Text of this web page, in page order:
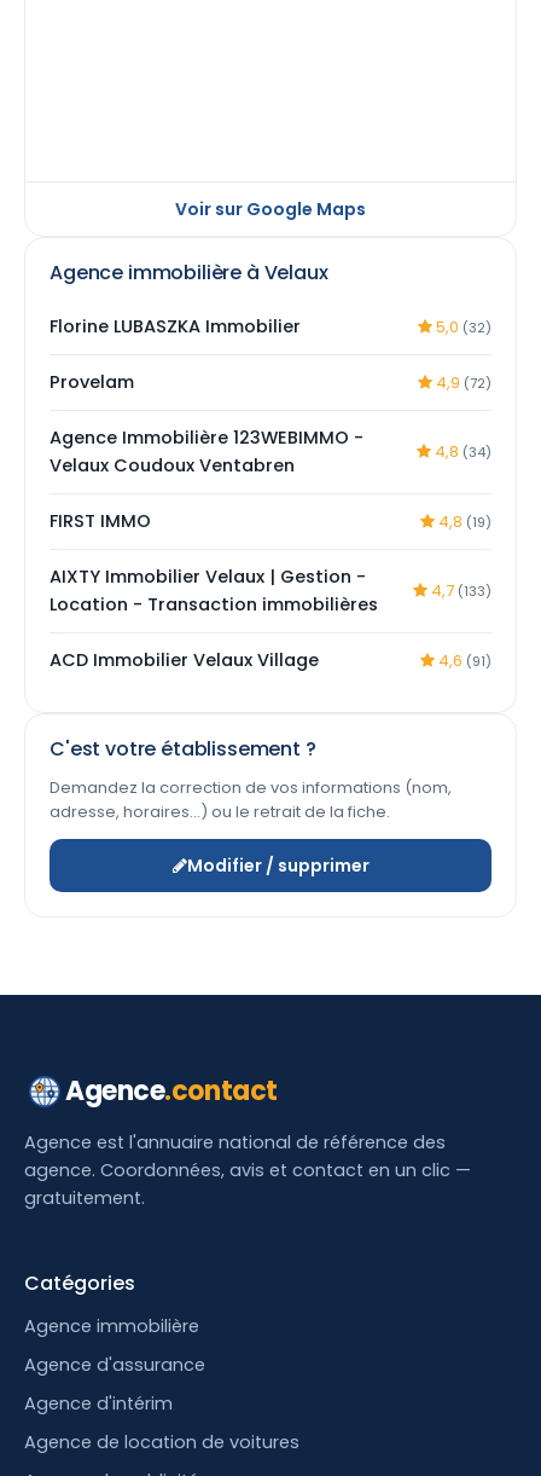
Voir sur Google Maps
Agence immobilière à Velaux
Florine LUBASZKA Immobilier 5,0 (32)
Provelam 4,9 (72)
Agence Immobilière 123WEBIMMO -
Velaux Coudoux Ventabren
4,8 (34)
FIRST IMMO 4,8 (19)
AIXTY Immobilier Velaux | Gestion -
Location - Transaction immobilières
4,7 (133)
ACD Immobilier Velaux Village 4,6 (91)
C'est votre établissement ?
Demandez la correction de vos informations (nom,
adresse, horaires…) ou le retrait de la fiche.
Modifier / supprimer
Agence.contact
Agence est l'annuaire national de référence des
agence. Coordonnées, avis et contact en un clic —
gratuitement.
Catégories
Agence immobilière
Agence d'assurance
Agence d'intérim
Agence de location de voitures